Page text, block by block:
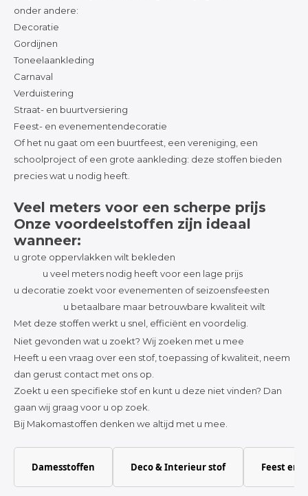
onder andere:
Decoratie
Gordijnen
Toneelaankleding
Carnaval
Verduistering
Straat- en buurtversiering
Feest- en evenementendecoratie
Of het nu gaat om een buurtfeest, een vereniging, een
schoolproject of een grote aankleding: deze stoffen bieden
precies wat u nodig heeft.
Veel meters voor een scherpe prijs
Onze voordeelstoffen zijn ideaal
wanneer:
u grote oppervlakken wilt bekleden
u veel meters nodig heeft voor een lage prijs
u decoratie zoekt voor evenementen of seizoensfeesten
u betaalbare maar betrouwbare kwaliteit wilt
Met deze stoffen werkt u snel, efficiënt en voordelig.
Niet gevonden wat u zoekt? Wij zoeken met u mee
Heeft u een vraag over een stof, toepassing of kwaliteit, neem
dan gerust contact met ons op.
Zoekt u een specifieke stof en kunt u deze niet vinden? Dan
gaan wij graag voor u op zoek.
Bij Makomastoffen denken we altijd met u mee.
Damesstoffen Deco & Interieur stof Feest en